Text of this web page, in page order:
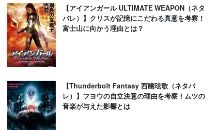
【アイアンガール ULTIMATE WEAPON（ネタ
バレ）】クリスが記憶にこだわる真意を考察！
富士山に向かう理由とは？
【Thunderbolt Fantasy 西幽玹歌（ネタバ
レ）】フヨウの自立決意の理由を考察！ムツの
音楽が与えた影響とは